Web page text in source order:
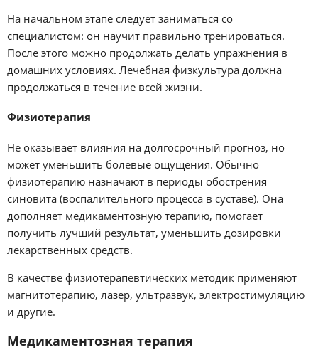
На начальном этапе следует заниматься со
специалистом: он научит правильно тренироваться.
После этого можно продолжать делать упражнения в
домашних условиях. Лечебная физкультура должна
продолжаться в течение всей жизни.
Физиотерапия
Не оказывает влияния на долгосрочный прогноз, но
может уменьшить болевые ощущения. Обычно
физиотерапию назначают в периоды обострения
синовита (воспалительного процесса в суставе). Она
дополняет медикаментозную терапию, помогает
получить лучший результат, уменьшить дозировки
лекарственных средств.
В качестве физиотерапевтических методик применяют
магнитотерапию, лазер, ультразвук, электростимуляцию
и другие.
Медикаментозная терапия